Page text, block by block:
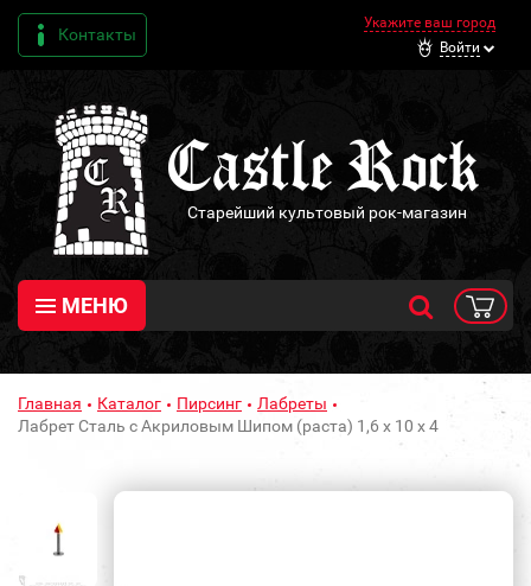
Контакты
Укажите ваш город
Войти
Старейший культовый рок-магазин
МЕНЮ
Главная Каталог Пирсинг
Лабреты
Лабрет Сталь с Акриловым Шипом (раста) 1,6 х 10 х 4